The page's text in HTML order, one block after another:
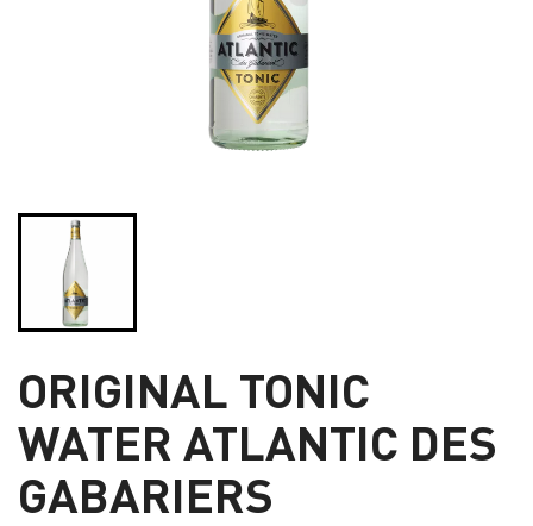
ORIGINAL TONIC
WATER ATLANTIC DES
GABARIERS